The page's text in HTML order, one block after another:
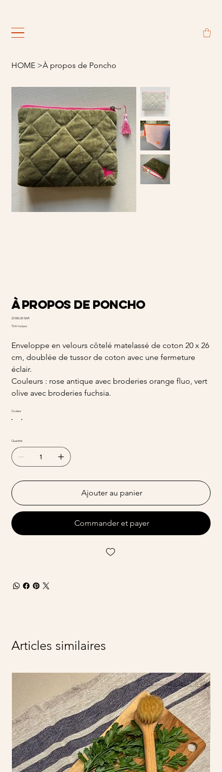
HOME >À propos de Poncho
À propos de Poncho
Prix
22 000,00 $AR
TVA Incluse
Enveloppe en velours côtelé matelassé de coton 20 x 26
cm, doublée de tussor de coton avec une fermeture
éclair.
Couleurs : rose antique avec broderies orange fluo, vert
olive avec broderies fuchsia.
Couleur
Quantité
Ajouter au panier
Commander et payer
Articles similaires